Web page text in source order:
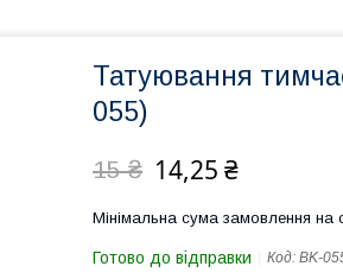
Татуювання
055)
15 ₴ 14,25 ₴
Мінімальна сума замовлення на
Готово до відправки Код: BK-